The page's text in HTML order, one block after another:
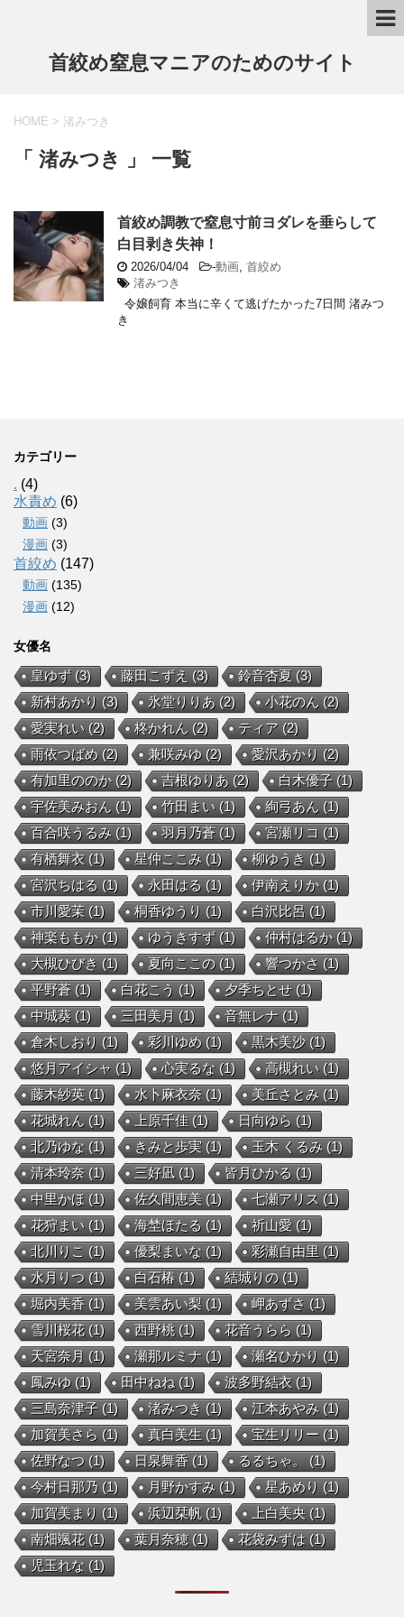
首絞め窒息マニアのためのサイト
HOME > 渚みつき
「 渚みつき 」 一覧
首絞め調教で窒息寸前ヨダレを垂らして
白目剥き失神！
2026/04/04 -動画 首絞め
渚みつき
令嬢飼育 本当に辛くて逃げたかった7日間 渚みつ
き
カテゴリー
. (4)
水責め (6)
動画 (3)
漫画 (3)
首絞め (147)
動画 (135)
漫画 (12)
女優名
皇ゆず (3) 藤田こずえ (3) 鈴音杏夏 (3)
新村あかり (3) 氷堂りりあ (2) 小花のん (2)
愛実れい(2) 柊かれん (2) ティア (2)
雨依つばめ (2) 兼咲みゆ (2) 愛沢あかり (2)
有加里ののか(2) 吉根ゆりあ (2) 白木優子(1)
宇佐美みおん (1) 竹田まい(1) 絢弓あん (1)
百合咲うるみ(1) 羽月乃蒼(1) 宮瀬リコ (1)
有栖舞衣 (1) 星仲ここみ(1) 柳ゆうき (1)
宮沢ちはる (1) 永田はる (1) 伊南えりか(1)
市川愛茉(1) 桐香ゆうり (1) 白沢比呂 (1)
神楽ももか(1) ゆうきすず (1) 仲村はるか(1)
大槻ひびき (1) 夏向ここの(1) 響つかさ (1)
平野蒼(1) 白花こう (1) 夕季ちとせ(1)
中城葵(1) 三田美月 (1) 音無レナ (1)
倉木しおり (1) 彩川ゆめ (1) 黒木美沙(1)
悠月アイシャ (1) 心実るな (1) 高槻れい(1)
藤木紗英(1) 水卜麻衣奈 (1) 美丘さとみ(1)
花城れん (1) 上原千佳 (1) 日向ゆら (1)
北乃ゆな (1) きみと歩実 (1) 玉木 くるみ(1)
清本玲奈 (1) 三好凪 (1) 皆月ひかる (1)
中里かほ (1) 佐久間恵美(1) 七瀬アリス (1)
花狩まい(1) 海埜ほたる (1) 祈山愛 (1)
北川りこ (1) 優梨まいな (1) 彩瀬自由里 (1)
水月りつ (1) 白石椿(1) 結城りの(1)
堀内美香 (1) 美雲あい梨 (1) 岬あずさ (1)
雪川桜花(1) 西野桃 (1) 花音うらら (1)
天宮奈月 (1) 瀬那ルミナ (1) 瀬名ひかり (1)
鳳みゆ (1) 田中ねね (1) 波多野結衣 (1)
三島奈津子(1) 渚みつき (1) 江本あやみ(1)
加賀美さら (1) 真白美生 (1) 宝生リリー (1)
佐野なつ (1) 日泉舞香 (1) るるちゃ。
(1)
今村日那乃 (1) 月野かすみ(1) 星あめり (1)
加賀美まり (1) 浜辺栞帆 (1) 上白美央(1)
南畑颯花(1) 葉月奈穂(1) 花袋みずは (1)
児玉れな (1)